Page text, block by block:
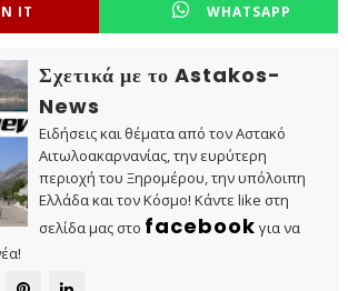
IT WHATSAPP
Σχετικά με το Astakos-
News
Ειδήσεις και θέματα από τον Αστακό
Αιτωλοακαρνανίας, την ευρύτερη
περιοχή του Ξηρομέρου, την υπόλοιπη
Ελλάδα και τον Κόσμο! Κάντε like στη
σελίδα μας στο facebook για να